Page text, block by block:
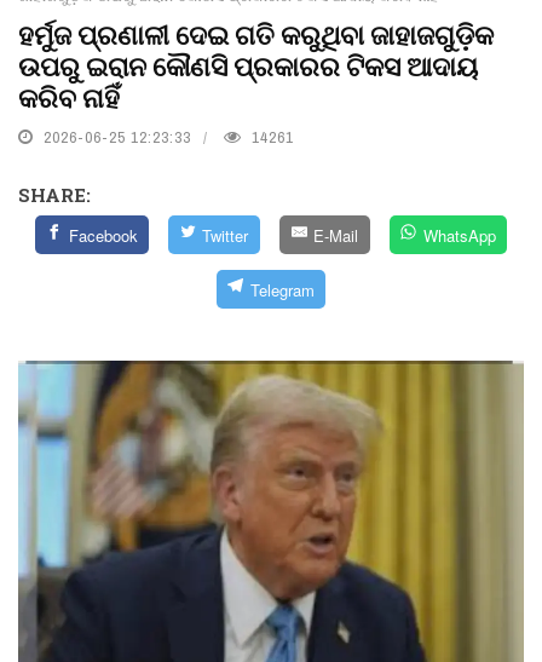
ହର୍ମୁଜ ପ୍ରଣାଳୀ ଦେଇ ଗତି କରୁଥିବା ଜାହାଜଗୁଡ଼ିକ
ଉପରୁ ଇରାନ କୌଣସି ପ୍ରକାରର ଟିକସ ଆଦାୟ
କରିବ ନାହିଁ
2026-06-25 12:23:33 14261
SHARE:
Facebook Twitter E-Mail WhatsApp
Telegram